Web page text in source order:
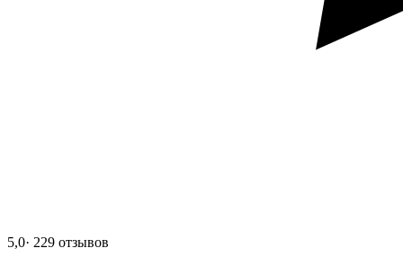
5,0· 229 отзывов